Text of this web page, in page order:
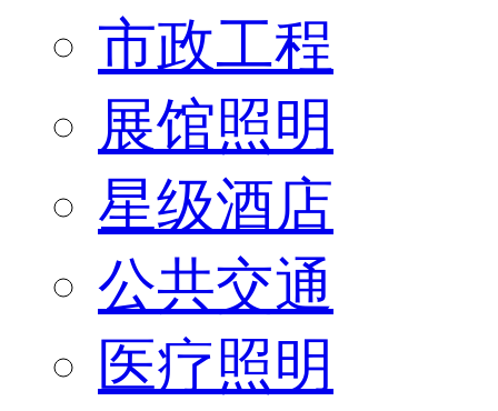
市政工程
展馆照明
星级酒店
公共交通
医疗照明